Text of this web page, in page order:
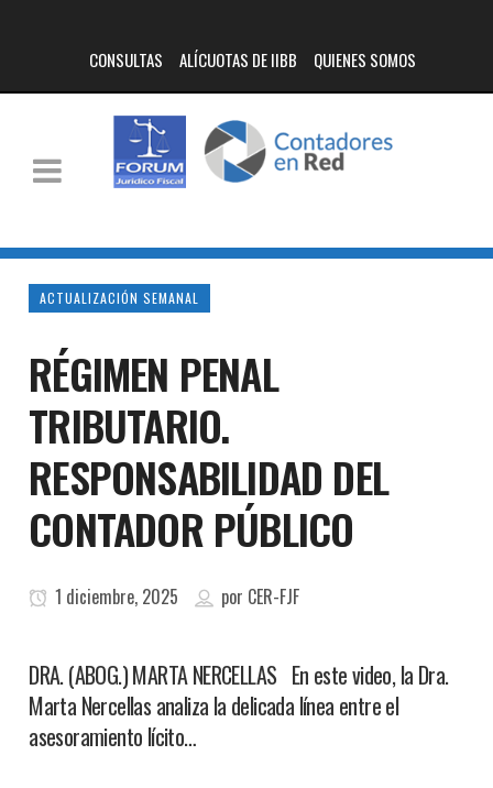
CONSULTAS ALÍCUOTAS DE IIBB QUIENES SOMOS
ACTUALIZACIÓN SEMANAL
RÉGIMEN PENAL
TRIBUTARIO.
RESPONSABILIDAD DEL
CONTADOR PÚBLICO
1 diciembre, 2025 por CER-FJF
DRA. (ABOG.) MARTA NERCELLAS En este video, la Dra.
Marta Nercellas analiza la delicada línea entre el
asesoramiento lícito…